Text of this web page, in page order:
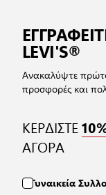
LEVI'S®
Ανακαλύψτε
προσφορές και
ΚΕΡΔΙΣΤΕ
ΑΓΟΡΑ
Γυναικεία